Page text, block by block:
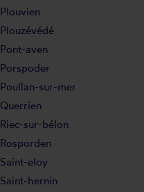
Plouvien
Plouzévédé
Pont-aven
Porspoder
Poullan-sur-mer
Querrien
Riec-sur-bélon
Rosporden
Saint-eloy
Saint-hernin